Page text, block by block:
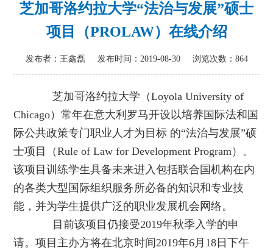
芝加哥洛约拉大学“法治与发展”硕士
项目（PROLAW）在线介绍
发布者：王鑫磊 发布时间：2019-08-30 浏览次数： 864
芝加哥洛约拉大学（Loyola University of
Chicago）常年在意大利罗马开设以培养国际法和国
际公共政策专门职业人才为目标 的“法治与发展”硕
士项目（Rule of Law for Development Program）。
该项目训练学生具备未来进入包括联合国机构在内
的各类大型国际组织服务所必备的知识和专业技
能，并为学生提供广泛的职业发展机会网络。
目前该项目仍接受2019年秋季入学的申
请。项目主办方将在北京时间2019年6月18日下午